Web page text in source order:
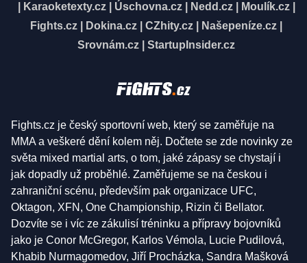
Karaoketexty.cz| Úschovna.cz| Nedd.cz| Moulík.cz|
Fights.cz
Dokina.cz CZhity.cz Našepeníze.cz
Srovnám.cz
StartupInsider.cz
Fights.cz je český sportovní web, který se zaměřuje na
MMA a veškeré dění kolem něj. Dočtete se zde novinky ze
světa mixed martial arts, o tom, jaké zápasy se chystají i
jak dopadly už proběhlé. Zaměřujeme se na českou i
zahraniční scénu, především pak organizace UFC,
Oktagon, XFN, One Championship, Rizin či Bellator.
Dozvíte se i víc ze zákulisí tréninku a přípravy bojovníků
jako je Conor McGregor, Karlos Vémola, Lucie Pudilová,
Khabib Nurmagomedov, Jiří Procházka, Sandra Mašková